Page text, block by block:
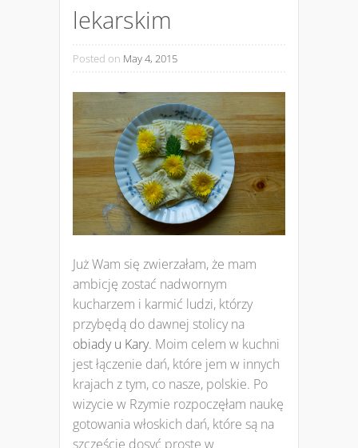
lekarskim
Posted on May 4, 2015
Już Wam się zwierzałam, że mam
ambicję zostać nadwornym
kucharzem i karmić ludzi, którzy
przybędą do dawnej stolicy na
obiady u Kary. Moim celem w kuchni
jest łączenie dań, które jem w innych
krajach z tym, co nasze, polskie. Po
wizycie w Rzymie rozpoczęłam naukę
gotowania włoskich dań, które są na
szczęście dosyć proste w